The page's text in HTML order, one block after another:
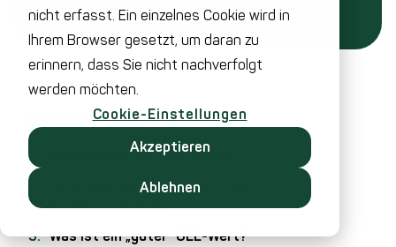
nicht erfasst. Ein einzelnes Cookie wird in
Ihrem Browser gesetzt, um daran zu
erinnern, dass Sie nicht nachverfolgt
werden möchten.
Cookie-Einstellungen
Akzeptieren
Ablehnen
Inhaltsverzeichnis
Berechnung des OEE-Werts
Strategische Bedeutung in der
Prozessindustrie
Was ist ein „guter“ OEE-Wert?